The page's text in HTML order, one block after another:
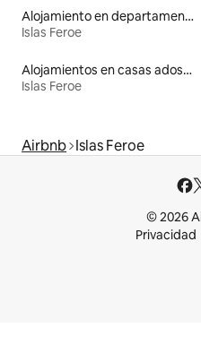
Alojamiento en departamentos
Islas Feroe
Alojamientos en casas adosadas
Islas Feroe
Airbnb Islas Feroe
© 2026
Privacidad